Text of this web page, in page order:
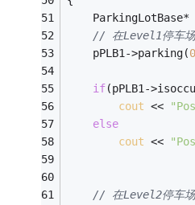
ParkingLotBase*
// 在Level1停车
	pPLB1->parking(
0
if(pPLB1-
cout <<
else
cout <<
// 在Level2停车